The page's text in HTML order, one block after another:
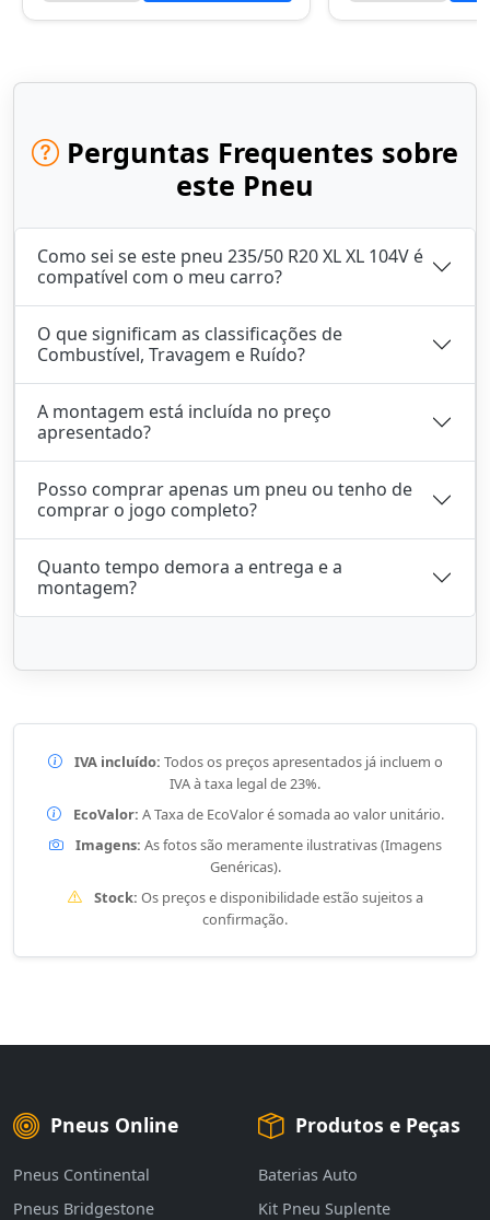
Perguntas Frequentes sobre
este Pneu
Como sei se este pneu 235/50 R20 XL XL 104V é
compatível com o meu carro?
O que significam as classificações de
Combustível, Travagem e Ruído?
A montagem está incluída no preço
apresentado?
Posso comprar apenas um pneu ou tenho de
comprar o jogo completo?
Quanto tempo demora a entrega e a
montagem?
IVA incluído: Todos os preços apresentados já incluem o
IVA à taxa legal de 23%.
EcoValor: A Taxa de EcoValor é somada ao valor unitário.
Imagens: As fotos são meramente ilustrativas (Imagens
Genéricas).
Stock: Os preços e disponibilidade estão sujeitos a
confirmação.
Pneus Online
Pneus Continental
Pneus Bridgestone
Produtos e Peças
Baterias Auto
Kit Pneu Suplente